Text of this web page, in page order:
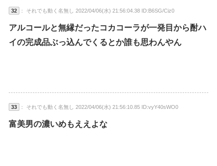
32 ： それでも動く名無し 2022/04/06(水) 21:56:04.38 ID:B6SG/Ciz0
アルコールと無縁だったコカコーラが一発目から酎ハ
イの完成品ぶっ込んでくるとか誰も思わんやん
33 ： それでも動く名無し 2022/04/06(水) 21:56:10.85 ID:vyY40sWO0
富美男の濃いめもええよな